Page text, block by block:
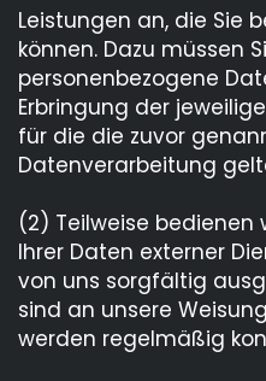
Leistungen an, die Sie
können. Dazu müssen
personenbezogene
Erbringung der
für die die zuvor
Datenverarbeitung
(2) Teilweise bedienen
Ihrer Daten externer
von uns sorgfältig
sind an unsere
werden regelmäßig